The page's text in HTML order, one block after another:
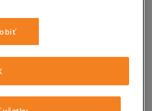
od nás oznámenie.
PREDAJNIACH